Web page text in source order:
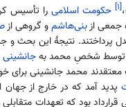
،[۱] حکومت اسلامی را تأسیس
بنی‌هاشمو گروهی از
پرداختند. نتیجهٔ این بحث و
توسط شخصِ محمد بهجانشینی
محمد جانشینی برای
پدید آمد که در خارج از جهان
بود که تعهدات متقابلی